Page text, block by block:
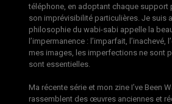
téléphone, en adoptant chaque support
son imprévisibilité particulières. Je suis
philosophie du wabi-sabi appelle la
l’impermanence : l’imparfait, l’inachevé,
mes images, les imperfections ne sont
sont essentielles.
Ma récente série et mon zine I’ve Been
rassemblent des œuvres anciennes et